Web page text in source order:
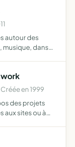
autour des
danse,
en 1999
des projets
aux sites ou à